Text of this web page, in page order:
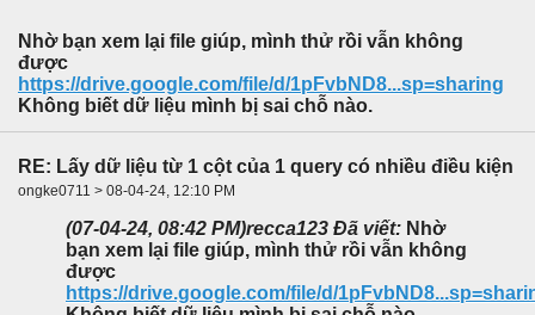
Nhờ bạn xem lại file giúp, mình thử rồi vẫn không
được
https://drive.google.com/file/d/1pFvbND8...sp=sharing
Không biết dữ liệu mình bị sai chỗ nào.
RE: Lấy dữ liệu từ 1 cột của 1 query có nhiều điều kiện
ongke0711 > 08-04-24, 12:10 PM
(07-04-24, 08:42 PM)recca123 Đã viết: Nhờ
bạn xem lại file giúp, mình thử rồi vẫn không
được
https://drive.google.com/file/d/